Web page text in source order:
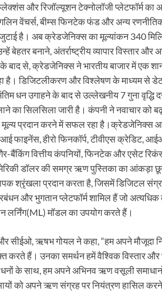
और रिजॉल्‍यूशन टेक्‍नोलॉजी प्‍लेटफॉर्म का
वेंचर्स, बीम्स फिनटेक फंड और अन्य
है। अब क्रेडजेनिक्स का मूल्यांकन 340
बनाने, अंतर्राष्ट्रीय व्यापार विस्तार और
बाद से, क्रेडजेनिक्स ने भारतीय बाजार में एक
रहा है। डिजिटलीकरण और विश्लेषण के माध्यम से
धन उगाहने के बाद से उल्लेखनीय 7 गुना वृद्धि
सिलसिला जारी है। कंपनी ने नवाचार को
मूल्य प्रदान करने में सफल रहा
हीरो फिनकॉर्प, टीवीएस क्रेडिट,
बैंकिंग वित्तीय कंपनियों, फिनटेक और एसेट
डॉलर की समग्र ऋण पुस्तिका का आंकड़ा
श्रृंखला प्रदान करता है, जिसमें डिजिटल
और भुगतान प्लेटफॉर्म शामिल हैं जो
मॉडल का उपयोग करते हैं।
ऋषभ गोयल ने कहा, “हम अपने मौजूदा
हैं। उनका समर्थन हमें वैश्विक विस्तार और
के साथ, हम अपने अभिनव ऋण वसूली
को अपने ऋण संग्रह पर नियंत्रण हासिल